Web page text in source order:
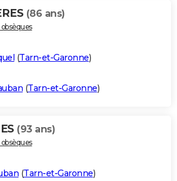
(86 ans)
(Tarn-et-Garonne)
(Tarn-et-Garonne)
(93 ans)
(Tarn-et-Garonne)